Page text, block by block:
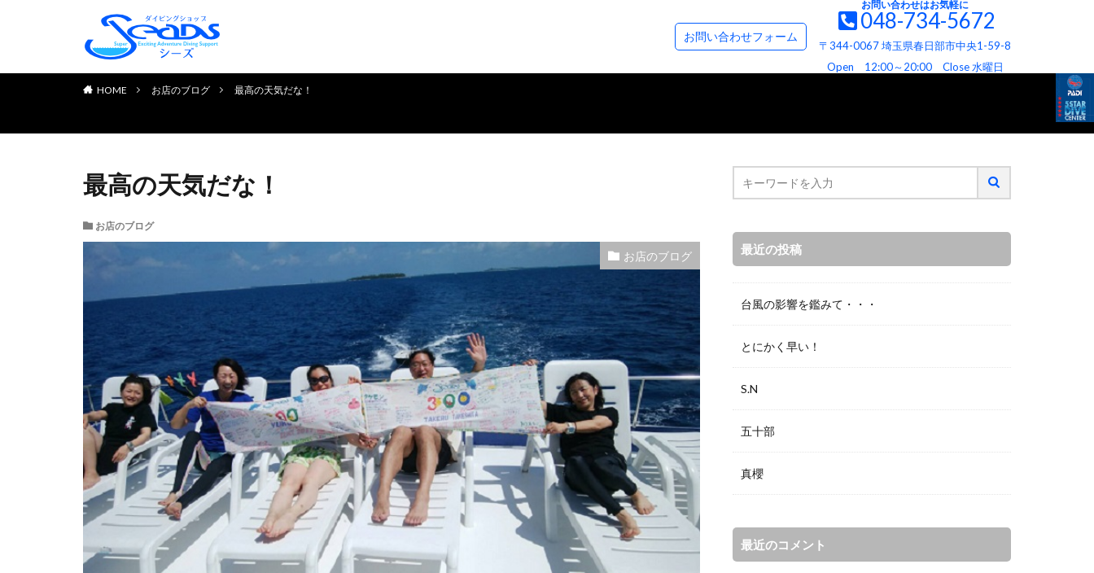
お問い合わせフォーム
お問い合わせはお気軽に
048-734-5672
〒344-0067 埼玉県春日部市中央1-59-8
Open 12:00～20:00 Close 水曜日
TOP PAGE SeaDsについて お問い合わせ＆資料請求フォーム
HOME お店のブログ 最高の天気だな！
最高の天気だな！
お店のブログ
お店のブログ 最近の投稿
台風の影響を鑑みて・・・
とにかく早い！
S.N
五十部
真櫻
最近のコメント